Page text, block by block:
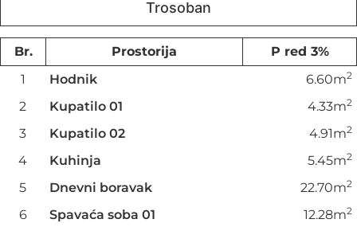
Br. Prostorija
P red 3%
1
Hodnik 6.60m2
2 Kupatilo 01 4.33m2
3 Kupatilo 02 4.91m2
4 Kuhinja 5.45m2
5 Dnevni boravak 22.70m2
6 Spavaća soba 01 12.28m2